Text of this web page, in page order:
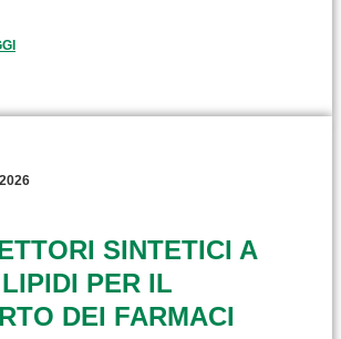
SINTETICI A
PER IL
DEI FARMACI